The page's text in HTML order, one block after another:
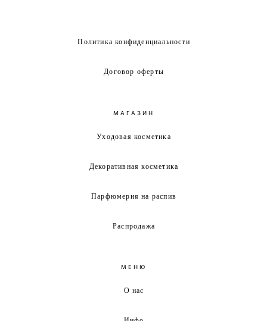
Политика конфиденциальности
Договор оферты
МАГАЗИН
Уходовая косметика
Декоративная косметика
Парфюмерия на распив
Распродажа
МЕНЮ
О нас